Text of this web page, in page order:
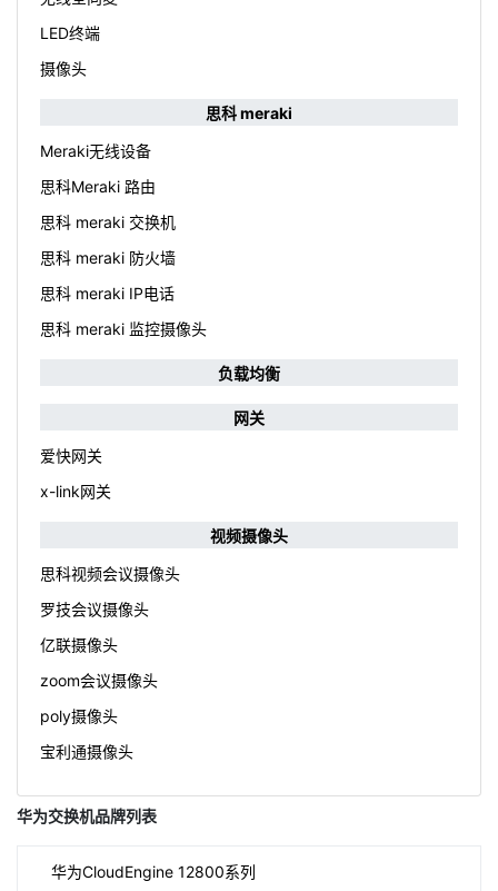
LED终端
摄像头
思科 meraki
Meraki无线设备
思科Meraki 路由
思科 meraki 交换机
思科 meraki 防火墙
思科 meraki IP电话
思科 meraki 监控摄像头
负载均衡
网关
爱快网关
x-link网关
视频摄像头
思科视频会议摄像头
罗技会议摄像头
亿联摄像头
zoom会议摄像头
poly摄像头
宝利通摄像头
华为交换机品牌列表
华为CloudEngine 12800系列